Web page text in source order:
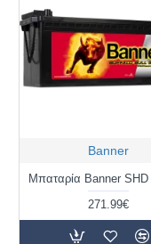
Banner
271.99€